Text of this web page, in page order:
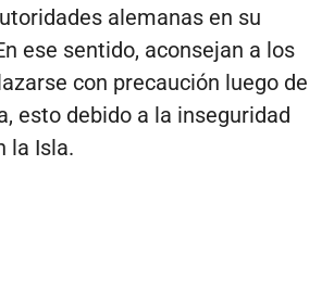
alemanas en su
ese sentido, aconsejan a los
con precaución luego de
esto debido a la inseguridad
la Isla.